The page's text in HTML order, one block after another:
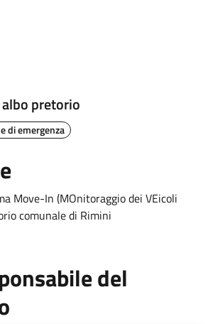
pretorio
di emergenza
Move-In (MOnitoraggio dei VEicoli
comunale di Rimini
del